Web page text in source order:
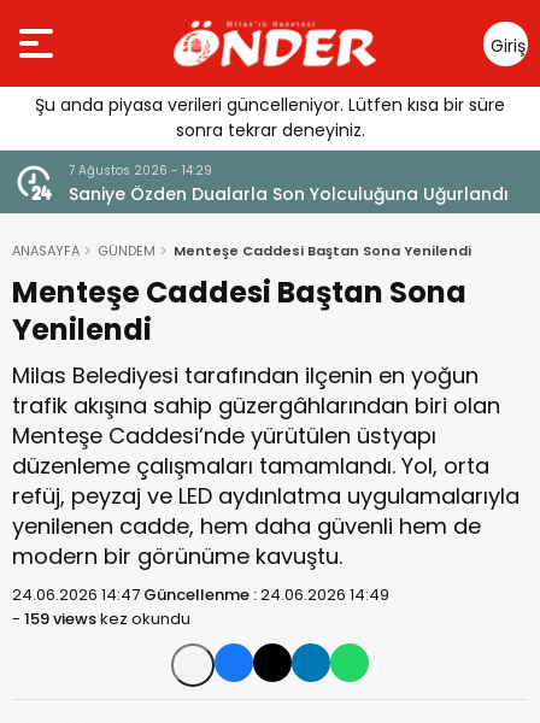
Giriş
Yap
Şu anda piyasa verileri güncelleniyor. Lütfen kısa bir süre
sonra tekrar deneyiniz.
7 Ağustos 2026 - 14:29
Saniye Özden Dualarla Son Yolculuğuna Uğurlandı
ANASAYFA GÜNDEM Menteşe Caddesi Baştan Sona Yenilendi
Menteşe Caddesi Baştan Sona
Yenilendi
Milas Belediyesi tarafından ilçenin en yoğun
trafik akışına sahip güzergâhlarından biri olan
Menteşe Caddesi’nde yürütülen üstyapı
düzenleme çalışmaları tamamlandı. Yol, orta
refüj, peyzaj ve LED aydınlatma uygulamalarıyla
yenilenen cadde, hem daha güvenli hem de
modern bir görünüme kavuştu.
24.06.2026 14:47 Güncellenme :24.06.2026 14:49
- 159 viewskez okundu